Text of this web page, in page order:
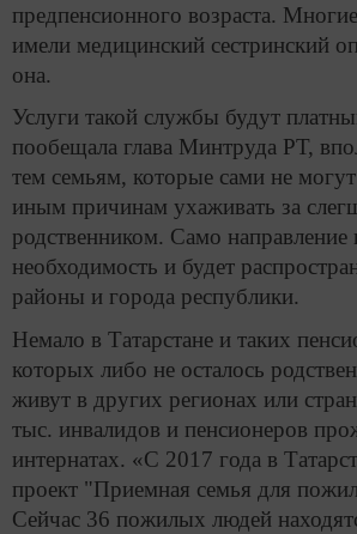
предпенсионного возраста.
имели медицинский сестринский
она.
Услуги такой службы будут
пообещала глава Минтруда РТ,
тем семьям, которые сами не
иным причинам ухаживать за
родственником. Само направление
необходимость и будет
районы и города республики.
Немало в Татарстане и таких
которых либо не осталось
живут в других регионах или
тыс. инвалидов и пенсионеров
интернатах. «С 2017 года в
проект "Приемная семья для
Сейчас 36 пожилых людей